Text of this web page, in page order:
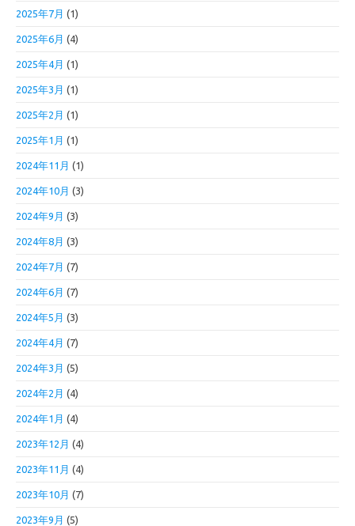
2025年7月 (1)
2025年6月 (4)
2025年4月 (1)
2025年3月 (1)
2025年2月 (1)
2025年1月 (1)
2024年11月 (1)
2024年10月 (3)
2024年9月 (3)
2024年8月 (3)
2024年7月 (7)
2024年6月 (7)
2024年5月 (3)
2024年4月 (7)
2024年3月 (5)
2024年2月 (4)
2024年1月 (4)
2023年12月 (4)
2023年11月 (4)
2023年10月 (7)
2023年9月 (5)